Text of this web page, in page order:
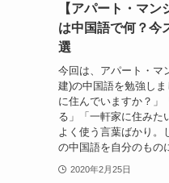
【アパート・マン
は中国語で何？今
選
今回は、アパート・マ
建)の中国語を勉強し
に住んでいますか？」
る」「一軒家に住みた
よく使う言葉ばかり。
の中国語を自分のもの
2020年2月25日